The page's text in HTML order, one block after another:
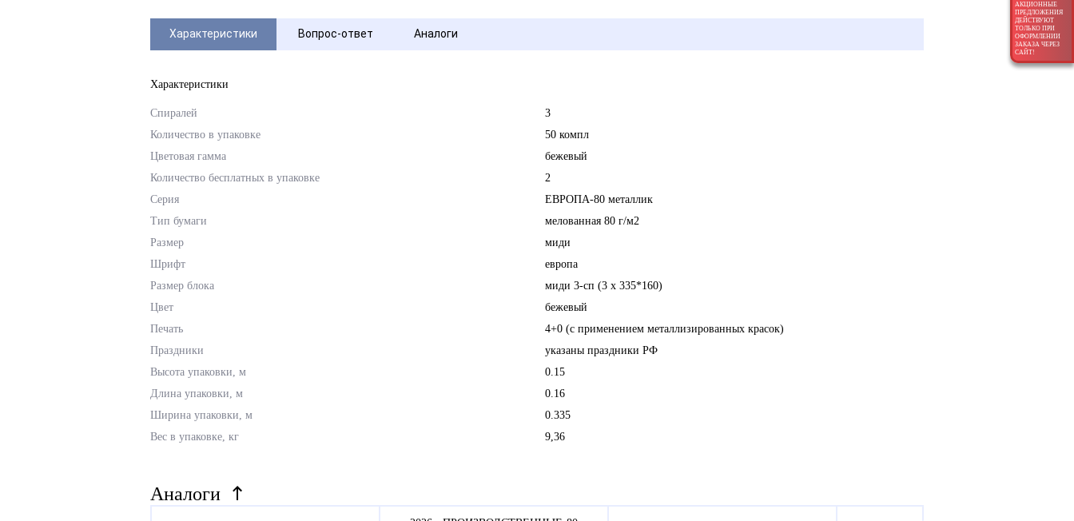
АКЦИОННЫЕ
ПРЕДЛОЖЕНИЯ
ДЕЙСТВУЮТ
ТОЛЬКО ПРИ
ОФОРМЛЕНИИ
ЗАКАЗА ЧЕРЕЗ
САЙТ!
Характеристики Вопрос-ответ Аналоги
Характеристики
Спиралей
3
Количество в упаковке
50 компл
Цветовая гамма
бежевый
Количество бесплатных в упаковке
2
Серия
ЕВРОПА-80 металлик
Тип бумаги
мелованная 80 г/м2
Размер
миди
Шрифт
европа
Размер блока
миди 3-сп (3 х 335*160)
Цвет
бежевый
Печать
4+0 (с применением металлизированных красок)
Праздники
указаны праздники РФ
Высота упаковки, м
0.15
Длина упаковки, м
0.16
Ширина упаковки, м
0.335
Вес в упаковке, кг
9,36
Аналоги